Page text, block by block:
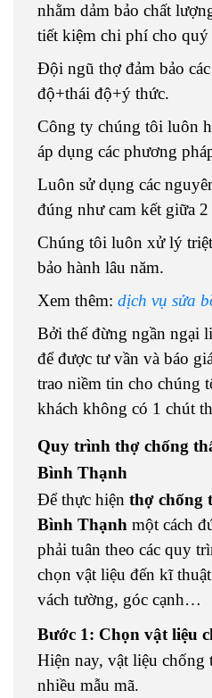
nhằm dảm bảo chất
tiết kiệm chi phí cho quý
Đội ngũ thợ đảm bảo
độ+thái độ+ý thức.
Công ty chúng tôi luôn
áp dụng các phương
Luôn sử dụng các
đúng như cam kết giữa 2
Chúng tôi luôn xử lý
bảo hành lâu năm.
Xem thêm: dịch vụ sửa
Bởi thế đừng ngần ngại
để được tư vần và báo
trao niềm tin cho chúng
khách không có 1 chút
Quy trình thợ chống
Bình Thạnh
Để thực hiện thợ chống
Bình Thạnh một cách
phải tuân theo các quy
chọn vật liệu đến kĩ
vách tường, góc cạnh…
Bước 1: Chọn vật liệu
Hiện nay, vật liệu chống
nhiều mẫu mã.